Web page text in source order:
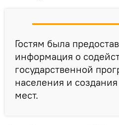
Гостям была
информация о
государственной
населения и
мест.